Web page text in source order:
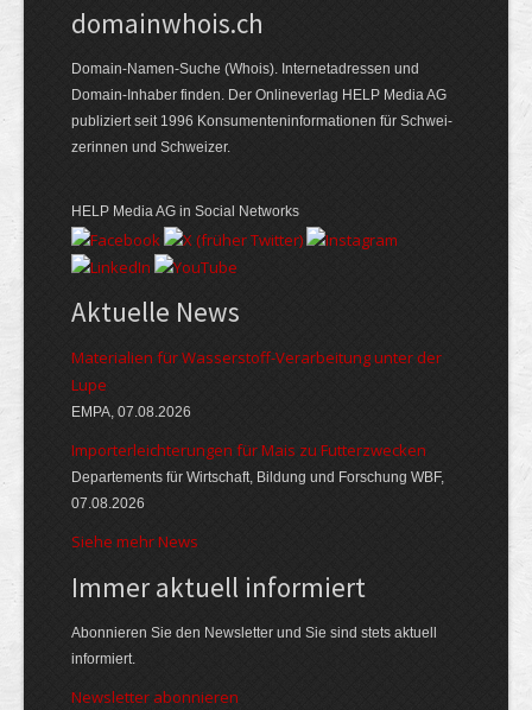
domainwhois.ch
Domain-Namen-Suche (Whois). Internet­adressen und
Domain-Inhaber finden. Der Online­verlag HELP Media AG
publiziert seit 1996 Konsumenten­informationen für Schwei­
zerinnen und Schweizer.
HELP Media AG in Social Networks
Aktuelle News
Materialien für Wasserstoff-Verarbeitung unter der
Lupe
EMPA, 07.08.2026
Importerleichterungen für Mais zu Futterzwecken
Departements für Wirtschaft, Bildung und Forschung WBF,
07.08.2026
Siehe mehr News
Immer aktuell informiert
Abonnieren Sie den Newsletter und Sie sind stets aktuell
informiert.
Newsletter abonnieren